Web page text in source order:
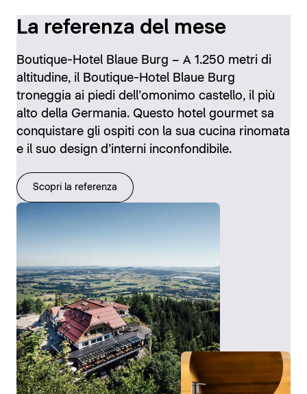
La referenza del mese
Boutique-Hotel Blaue Burg – A 1.250 metri di
altitudine, il Boutique-Hotel Blaue Burg
troneggia ai piedi dell’omonimo castello, il più
alto della Germania. Questo hotel gourmet sa
conquistare gli ospiti con la sua cucina rinomata
e il suo design d’interni inconfondibile.
Scopri la referenza